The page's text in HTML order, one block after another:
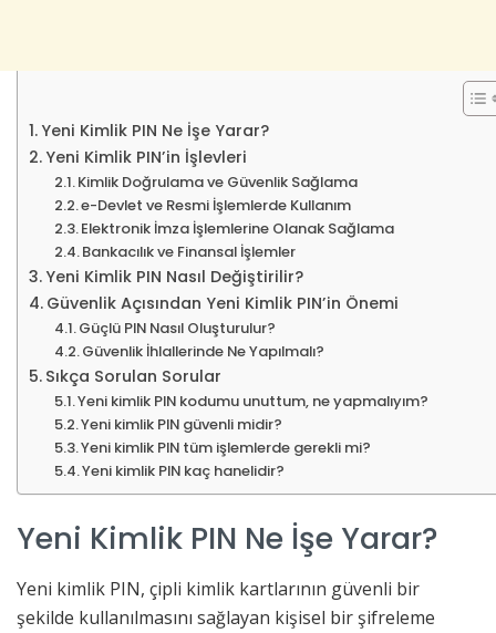
Yeni Kimlik PIN Ne İşe Yarar?
Yeni Kimlik PIN’in İşlevleri
Kimlik Doğrulama ve Güvenlik Sağlama
e-Devlet ve Resmi İşlemlerde Kullanım
Elektronik İmza İşlemlerine Olanak Sağlama
Bankacılık ve Finansal İşlemler
Yeni Kimlik PIN Nasıl Değiştirilir?
Güvenlik Açısından Yeni Kimlik PIN’in Önemi
Güçlü PIN Nasıl Oluşturulur?
Güvenlik İhlallerinde Ne Yapılmalı?
Sıkça Sorulan Sorular
Yeni kimlik PIN kodumu unuttum, ne yapmalıyım?
Yeni kimlik PIN güvenli midir?
Yeni kimlik PIN tüm işlemlerde gerekli mi?
Yeni kimlik PIN kaç hanelidir?
Yeni Kimlik PIN Ne İşe Yarar?
Yeni kimlik PIN, çipli kimlik kartlarının güvenli bir
şekilde kullanılmasını sağlayan kişisel bir şifreleme